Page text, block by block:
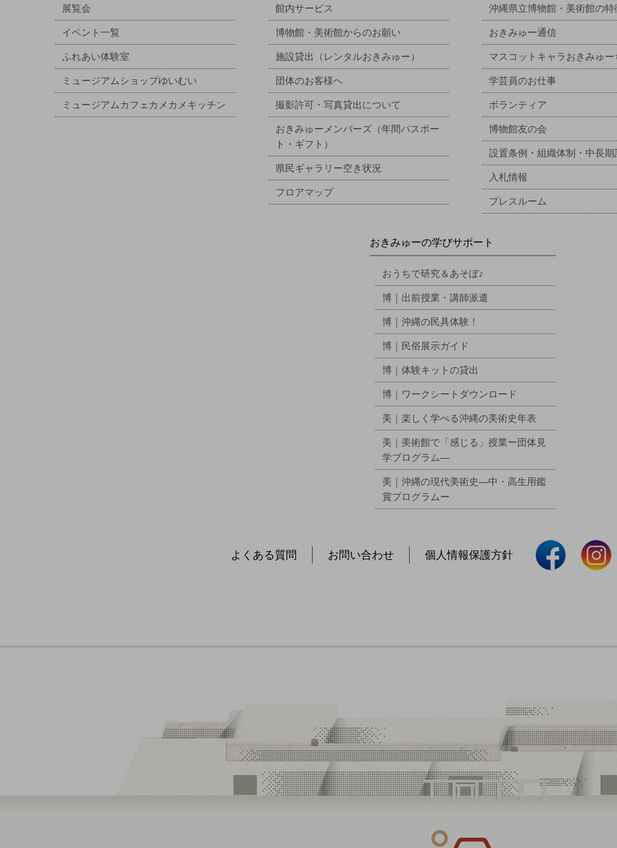
展覧会
イベント一覧
ふれあい体験室
ミュージアムショップゆいむい
ミュージアムカフェカメカメキッチン
館内サービス
博物館・美術館からのお願い
施設貸出（レンタルおきみゅー）
団体のお客様へ
撮影許可・写真貸出について
おきみゅーメンバーズ（年間パスポー
ト・ギフト）
県民ギャラリー空き状況
フロアマップ
沖縄県立博物館・美術館の特
おきみゅー通信
マスコットキャラおきみゅー
学芸員のお仕事
ボランティア
博物館友の会
設置条例・組織体制・中長期
入札情報
プレスルーム
おきみゅーの学びサポート
おうちで研究＆あそぼ♪
博｜出前授業・講師派遣
博｜沖縄の民具体験！
博｜民俗展示ガイド
博｜体験キットの貸出
博｜ワークシートダウンロード
美｜楽しく学べる沖縄の美術史年表
美｜美術館で「感じる」授業ー団体見
学プログラム―
美｜沖縄の現代美術史―中・高生用鑑
賞プログラムー
よくある質問 お問い合わせ 個人情報保護方針